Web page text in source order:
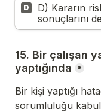
D
D) Kararın
sonuçlarını
15. Bir çalışan
yaptığında
*
Bir kişi yaptığı
sorumluluğu